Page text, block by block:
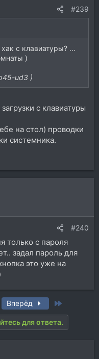
#239
с клавиатуры? ...
)
ud3 )
с клавиатуры
на стол) проводки
системника.
#240
только с пароля
задал пароль для
это уже на
Вперёд
для ответа.